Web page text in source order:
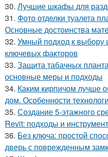
30. Лучшие шкафы для
31. Фото отделки туалета
Основные достоинства
32. Умный подход к выбору
ключевых факторов
33. Защита табачных
основные меры и подходы
34. Каким кирпичом лучше
дом. Особенности
35. Создание 5-этажного
Revit: подходы и
36. Без ключа: простой
дверь с поврежденным